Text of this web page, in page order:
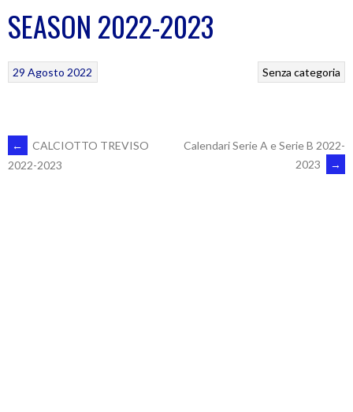
SEASON 2022-2023
Senza categoria
29 Agosto 2022
POST
←
CALCIOTTO TREVISO
2022-2023
Calendari Serie A e Serie B 2022-
2023
→